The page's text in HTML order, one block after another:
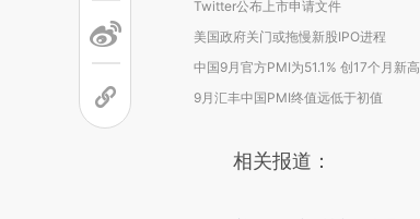
Twitter公布上市申请文件
美国政府关门或拖慢新股IPO进程
中国9月官方PMI为51.1% 创17个月新高
9月汇丰中国PMI终值远低于初值
相关报道：